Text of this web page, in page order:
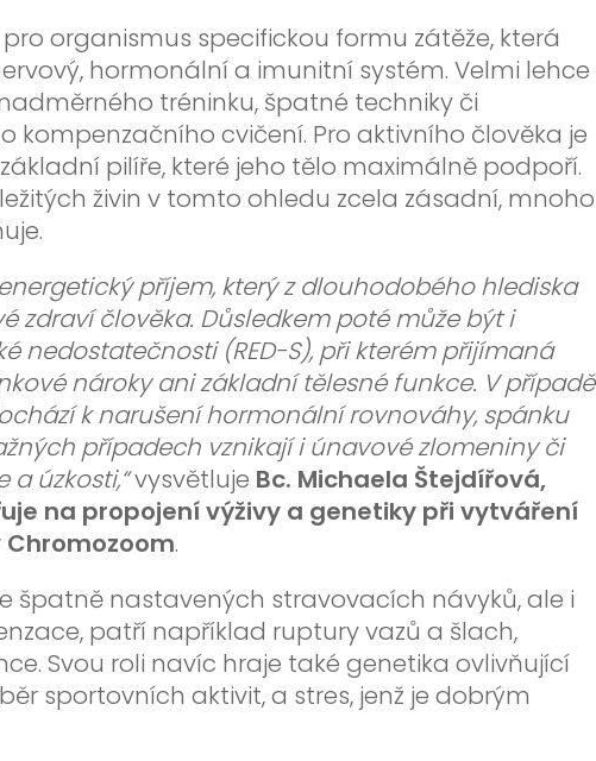
organismus specifickou formu zátěže, která
hormonální a imunitní systém. Velmi lehce
tréninku, špatné techniky či
kompenzačního cvičení. Pro aktivního člověka je
pilíře, které jeho tělo maximálně podpoří.
živin v tomto ohledu zcela zásadní, mnoho
příjem, který z dlouhodobého hlediska
zdraví člověka. Důsledkem poté může být i
nedostatečnosti (RED-S), při kterém přijímaná
nároky ani základní tělesné funkce. V případě
k narušení hormonální rovnováhy, spánku
případech vznikají i únavové zlomeniny či
a úzkosti,“vysvětluje Bc. Michaela Štejdířová,
na propojení výživy a genetiky při vytváření
.
špatně nastavených stravovacích návyků, ale i
patří například ruptury vazů a šlach,
Svou roli navíc hraje také genetika ovlivňující
sportovních aktivit, a stres, jenž je dobrým